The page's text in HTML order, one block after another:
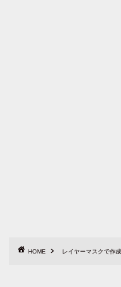
HOME レイヤーマスクで作成